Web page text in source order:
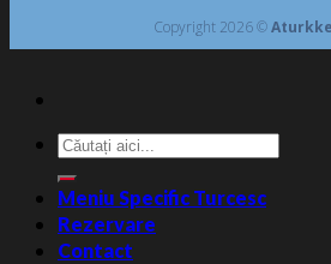
Copyright 2026 ©
Caută
după:
Meniu Specific Turcesc
Rezervare
Contact